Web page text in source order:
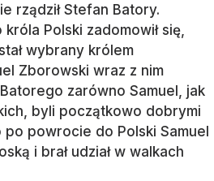
rządził Stefan Batory.
Polski zadomowił się,
wybrany królem
Zborowski wraz z nim
zarówno Samuel, jak
byli początkowo dobrymi
po powrocie do Polski Samuel
i brał udział w walkach